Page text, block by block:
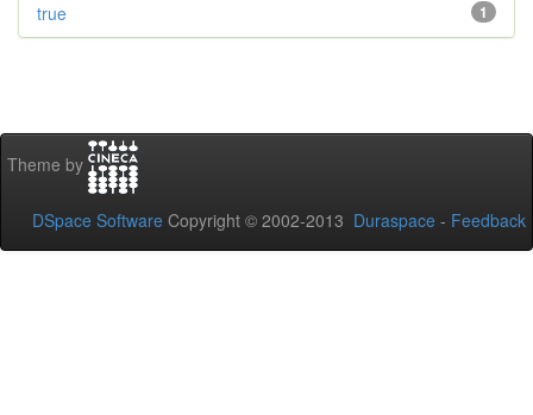
1
true
Theme by
DSpace Software Copyright © 2002-2013 Duraspace - Feedback